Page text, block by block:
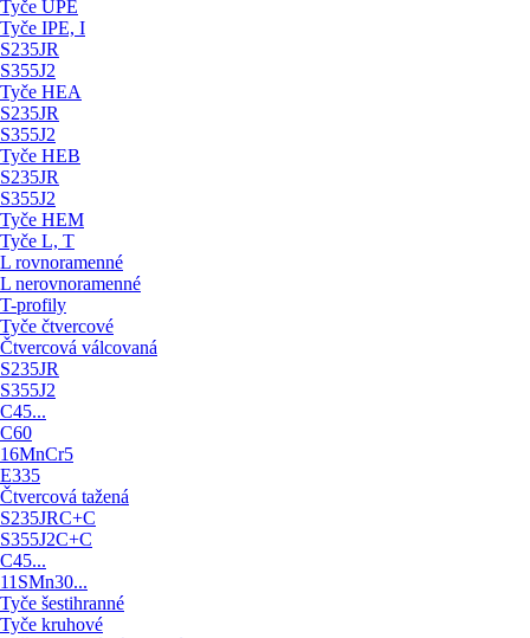
Tyče UPE
Tyče IPE, I
S235JR
S355J2
Tyče HEA
S235JR
S355J2
Tyče HEB
S235JR
S355J2
Tyče HEM
Tyče L, T
L rovnoramenné
L nerovnoramenné
T-profily
Tyče čtvercové
Čtvercová válcovaná
S235JR
S355J2
C45...
C60
16MnCr5
E335
Čtvercová tažená
S235JRC+C
S355J2C+C
C45...
11SMn30...
Tyče šestihranné
Tyče kruhové